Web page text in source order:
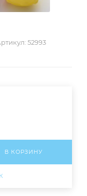
52993
В КОРЗИНУ